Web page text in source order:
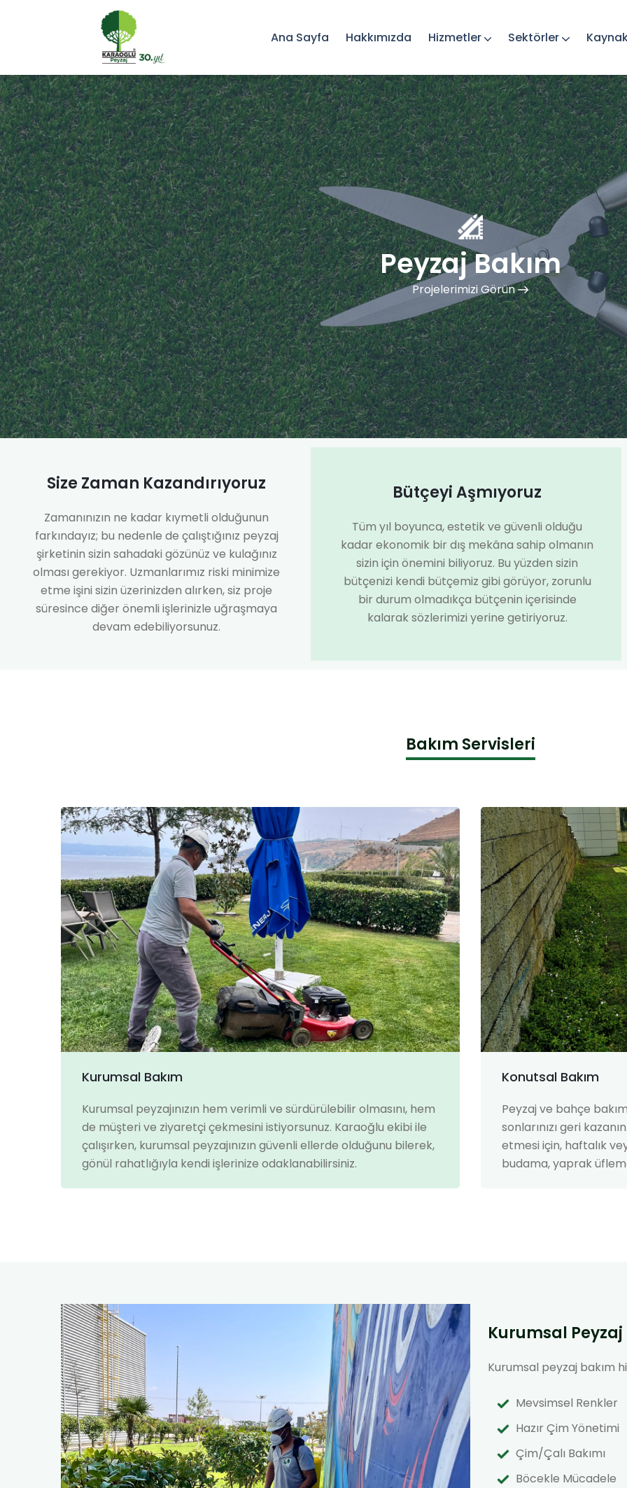
Ana Sayfa Hakkımızda Hizmetler Sektörler
Peyzaj Bakım
Projelerimizi Görün
Size Zaman Kazandırıyoruz
Zamanınızın ne kadar kıymetli olduğunun
farkındayız; bu nedenle de çalıştığınız peyzaj
şirketinin sizin sahadaki gözünüz ve kulağınız
olması gerekiyor. Uzmanlarımız riski minimize
etme işini sizin üzerinizden alırken, siz proje
süresince diğer önemli işlerinizle uğraşmaya
devam edebiliyorsunuz.
Bütçeyi Aşmıyoruz
Tüm yıl boyunca, estetik ve güvenli olduğu
kadar ekonomik bir dış mekâna sahip olmanın
sizin için önemini biliyoruz. Bu yüzden sizin
bütçenizi kendi bütçemiz gibi görüyor, zorunlu
bir durum olmadıkça bütçenin içerisinde
kalarak sözlerimizi yerine getiriyoruz.
Bakım Servisleri
Kurumsal Bakım
Kurumsal peyzajınızın hem verimli ve sürdürülebilir olmasını, hem
de müşteri ve ziyaretçi çekmesini istiyorsunuz. Karaoğlu ekibi ile
çalışırken, kurumsal peyzajınızın güvenli ellerde olduğunu bilerek,
gönül rahatlığıyla kendi işlerinize odaklanabilirsiniz.
Konutsal Bakım
Peyzaj ve bahçe
sonlarınızı geri
etmesi için, haftalık
budama, yaprak
Kurumsal
Kurumsal peyzaj bakım
Mevsimsel Renkler
Hazır Çim Yönetimi
Çim/Çalı Bakımı
Böcekle Mücadele